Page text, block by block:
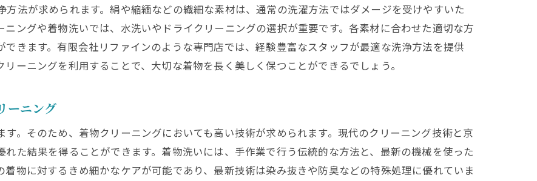
価値を維持するためのケア方法
と染料に最適なクリーニング方法とは
のクリーニング方法ガイド
染料を守るクリーニングのコツ
素材に最適なクリーニング剤の選び方
長持ちさせるための洗い方
染料を守るプロのクリーニング技術
法が求められます。絹や縮緬などの繊細な素材は、通常の洗濯方法ではダメージを受けやすいた
ングや着物洗いでは、水洗いやドライクリーニングの選択が重要です。各素材に合わせた適切な方
きます。有限会社リファインのような専門店では、経験豊富なスタッフが最適な洗浄方法を提供
ーニングを利用することで、大切な着物を長く美しく保つことができるでしょう。
ーニング
。そのため、着物クリーニングにおいても高い技術が求められます。現代のクリーニング技術と京
た結果を得ることができます。着物洗いには、手作業で行う伝統的な方法と、最新の機械を使った
物に対するきめ細かなケアが可能であり、最新技術は染み抜きや防臭などの特殊処理に優れていま